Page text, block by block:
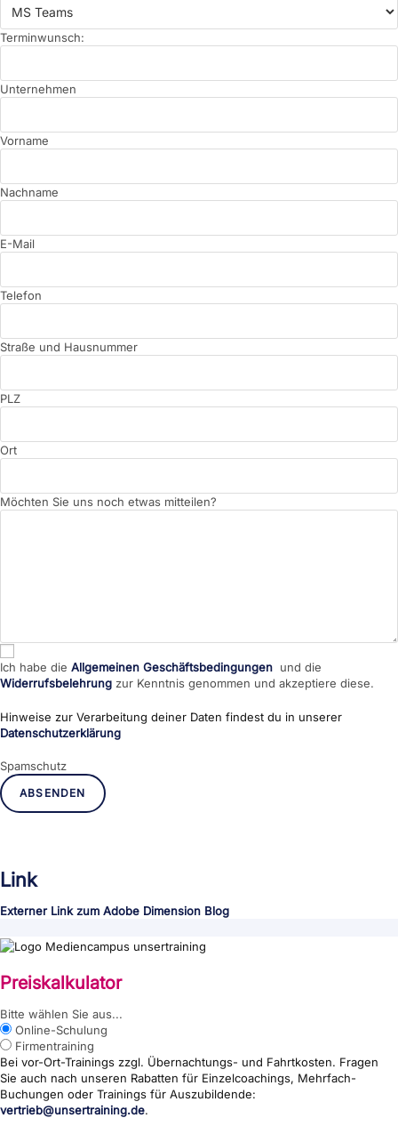
Terminwunsch:
Unternehmen
Vorname
Nachname
E-Mail
Telefon
Straße und Hausnummer
PLZ
Ort
Möchten Sie uns noch etwas mitteilen?
Ich habe die Allgemeinen Geschäftsbedingungen und die
Widerrufsbelehrung zur Kenntnis genommen und akzeptiere diese.
Hinweise zur Verarbeitung deiner Daten findest du in unserer
Datenschutzerklärung
Spamschutz
ABSENDEN
Link
Externer Link zum Adobe Dimension Blog
Preiskalkulator
Bitte wählen Sie aus...
Online-Schulung
Firmentraining
Bei vor-Ort-Trainings zzgl. Übernachtungs- und Fahrtkosten. Fragen
Sie auch nach unseren Rabatten für Einzelcoachings, Mehrfach-
Buchungen oder Trainings für Auszubildende:
vertrieb@unsertraining.de.